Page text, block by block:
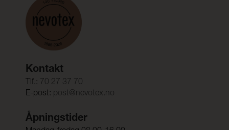
Kontakt
Tlf.: 70 27 37 70
E-post: post@nevotex.no
Åpningstider